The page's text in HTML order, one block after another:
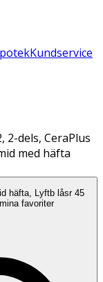
Kundservice
2-dels, CeraPlus
med häfta
häfta, Lyftb låsr 45
favoriter